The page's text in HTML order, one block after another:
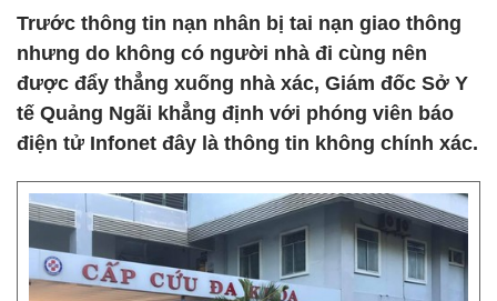
Trước thông tin nạn nhân bị tai nạn giao thông
nhưng do không có người nhà đi cùng nên
được đẩy thẳng xuống nhà xác, Giám đốc Sở Y
tế Quảng Ngãi khẳng định với phóng viên báo
điện tử Infonet đây là thông tin không chính xác.